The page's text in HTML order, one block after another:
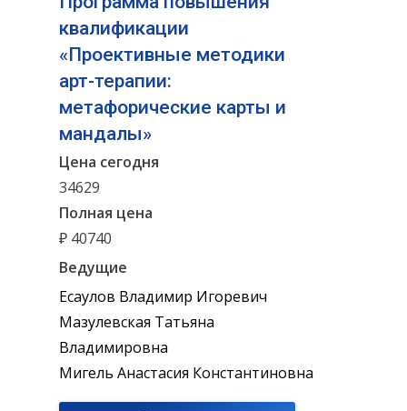
квалификации
«Проективные методики
арт-терапии:
метафорические карты и
мандалы»
Цена сегодня
34629
Полная цена
₽ 40740
Ведущие
Есаулов Владимир Игоревич
Мазулевская Татьяна
Владимировна
Мигель Анастасия Константиновна